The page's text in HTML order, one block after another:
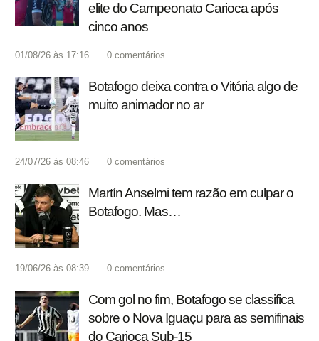
elite do Campeonato Carioca após
cinco anos
01/08/26 às 17:16 0 comentários
Botafogo deixa contra o Vitória algo de
muito animador no ar
24/07/26 às 08:46 0 comentários
Martín Anselmi tem razão em culpar o
Botafogo. Mas…
19/06/26 às 08:39 0 comentários
Com gol no fim, Botafogo se classifica
sobre o Nova Iguaçu para as semifinais
do Carioca Sub-15